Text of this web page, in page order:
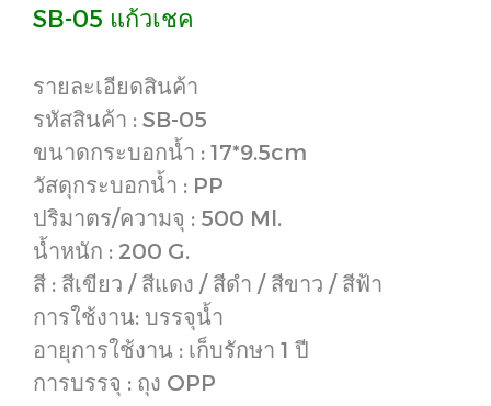
SB-05 แก้วเชค
รายละเอียดสินค้า
รหัสสินค้า : SB-05
ขนาดกระบอกน้ำ : 17*9.5cm
วัสดุกระบอกน้ำ : PP
ปริมาตร/ความจุ : 500 Ml.
น้ำหนัก : 200 G.
สี : สีเขียว / สีแดง / สีดำ / สีขาว / สีฟ้า
การใช้งาน: บรรจุน้ำ
อายุการใช้งาน : เก็บรักษา 1 ปี
การบรรจุ : ถุง OPP